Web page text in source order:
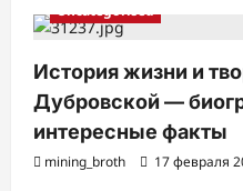
Uncategorised
История жизни и
Дубровской —
интересные факты
mining_broth 17 февраля